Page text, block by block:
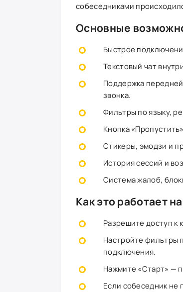
собеседниками
Основные
Быстрое
Текстовый чат
Поддержка
звонка.
Фильтры по языку,
Кнопка
Стикеры, эмодзи и
История сессий и
Система жалоб,
Как это работает
Разрешите доступ к
Настройте фильтры
подключения.
Нажмите «Старт» —
Если собеседник не